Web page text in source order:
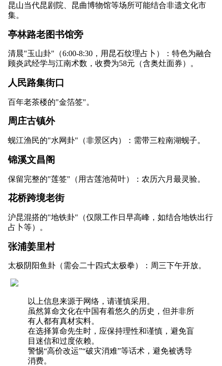
昆山当代昆剧院、昆曲博物馆等场所可能结合非遗文化市
集。
亭林路老图书馆旁
清晨"玉山卦"（6:00-8:30，用昆石纹理占卜）：特色为融合
顾炎武经学与江南术数，收费为58元（含奥灶面券）。
人民路集街口
百年老茶楼的"金箔签"。
周庄古镇外
蚬江渔民的"水网卦"（非景区内）：需带三粒南湖蚬子。
锦溪文昌阁
保留完整的"莲签"（用古莲池荷叶）：农历六月最灵验。
花桥跨境老街
沪昆混搭的"地铁卦"（仅限工作日早高峰，如结合地铁出行
占卜等）。
张浦姜里村
太极阴阳鱼卦（需会二十四式太极拳）：周三下午开放。
以上信息来源于网络，请谨慎采用。
虽然算命文化在中国有着悠久的历史，但并非所
有人都有真材实料。
在选择算命先生时，应保持理性和谨慎，避免盲
目迷信和过度依赖。
警惕“高价改运”“破灾消难”等话术，避免被诱导
消费。